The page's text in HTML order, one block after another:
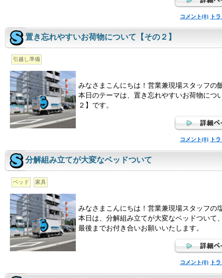
コメント(0) ト
置き忘れやすいお荷物について【その２】
引越し準備
みなさまこんにちは！営業兼現場スタッフの
本日のテーマは、置き忘れやすいお荷物につ
２】です。
コメント(0) ト
分解組み立てが大変なベッドついて
ベッド 家具
みなさまこんにちは！営業兼現場スタッフの
本日は、分解組み立てが大変なベッドついて
最後までお付き合いお願いいたします。
コメント(0) ト